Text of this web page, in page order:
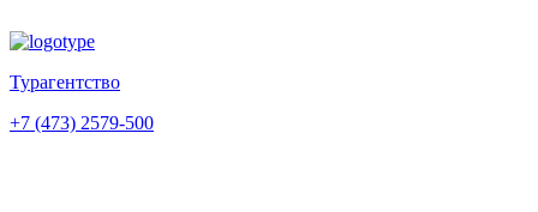
Турагентство
+7 (473) 2579-500